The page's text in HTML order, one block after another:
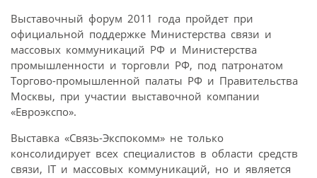
Выставочный форум 2011 года пройдет при
официальной поддержке Министерства связи и
массовых коммуникаций РФ и Министерства
промышленности и торговли РФ, под патронатом
Торгово-промышленной палаты РФ и Правительства
Москвы, при участии выставочной компании
«Евроэкспо».
Выставка «Связь-Экспокомм» не только
консолидирует всех специалистов в области средств
связи, IТ и массовых коммуникаций, но и является